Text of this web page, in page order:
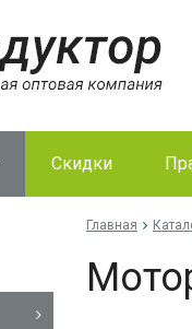
Скидки
Главная